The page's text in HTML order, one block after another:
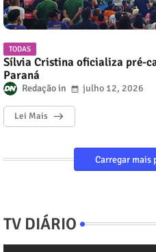
TODAS
Sílvia Cristina oficializa pré-
Paraná
Redação julho 12, 2026
Lei Mais
Carregar mais
TV DIÁRIO